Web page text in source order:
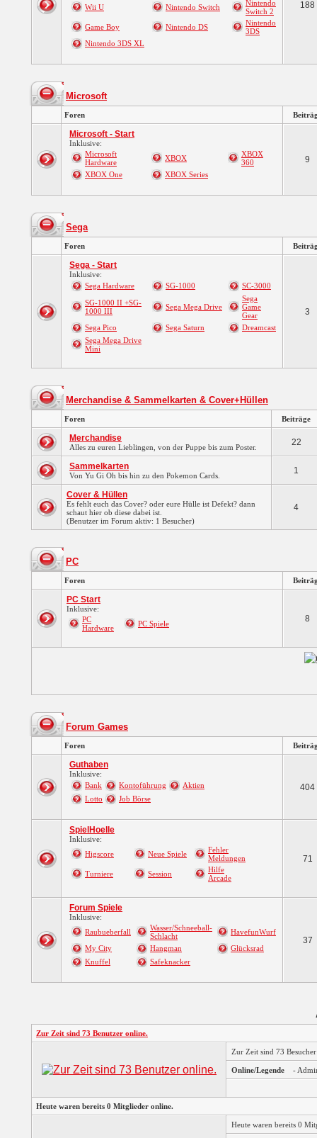
Wii U Nintendo Switch
Nintendo
Switch 2
Game Boy
Nintendo DS
Nintendo
3DS
Nintendo 3DS XL
188
Microsoft
Foren
Microsoft - Start
Inklusive:
Microsoft
Hardware
XBOX
XBOX
360
XBOX One
XBOX Series
9
Sega
Foren
Sega - Start
Inklusive:
Sega Hardware
SG-1000
SC-3000
SG-1000 II +SG-
1000 III
Sega Mega Drive
Sega
Game
Gear
Sega Pico
Sega Saturn
Dreamcast
Sega Mega Drive
Mini
3
Merchandise & Sammelkarten & Cover+Hüllen
Foren Beiträge
Merchandise
Alles zu euren Lieblingen, von der Puppe bis zum Poster. 22
Sammelkarten
Von Yu Gi Oh bis hin zu den Pokemon Cards. 1
Cover & Hüllen
Es fehlt euch das Cover? oder eure Hülle ist Defekt? dann
schaut hier ob diese dabei ist.
(Benutzer im Forum aktiv: 1 Besucher)
4
PC
Foren
PC Start
Inklusive:
PC
Hardware
PC Spiele 8
Forum Games
Foren
Guthaben
Inklusive:
Bank
Kontoführung
Aktien
Lotto
Job Börse
404
SpielHoelle
Inklusive:
Higscore
Neue Spiele
Fehler
Meldungen
Turniere
Session
Hilfe
Arcade
71
Forum Spiele
Inklusive:
Raubueberfall
Wasser/Schneeball-
Schlacht
HavefunWurf
My City
Hangman
Glücksrad
Knuffel
Safeknacker
37
Zur Zeit sind 73 Benutzer online.
Zur Zeit sind 73
Online/Legende -
Heute waren bereits 0 Mitglieder online.
Heute waren bereits 0